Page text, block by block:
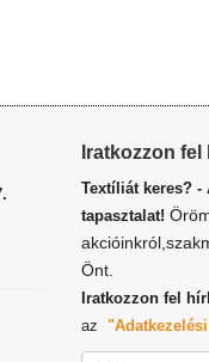
Iratkozzon
Textíliát keres? -
tapasztalat!
Önt.
Iratkozzon fel
az